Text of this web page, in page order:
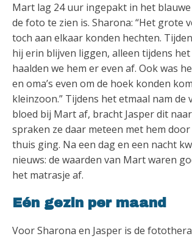
Mart lag 24 uur ingepakt in het
de foto te zien is. Sharona: “Het grote
toch aan elkaar konden hechten.
hij erin blijven liggen, alleen tijdens
haalden we hem er even af. Ook was
en oma’s even om de hoek konden
kleinzoon.” Tijdens het etmaal nam
bloed bij Mart af, bracht Jasper dit
spraken ze daar meteen met hem
thuis ging. Na een dag en een nacht
nieuws: de waarden van Mart waren
het matrasje af.
Eén gezin per maand
Voor Sharona en Jasper is de